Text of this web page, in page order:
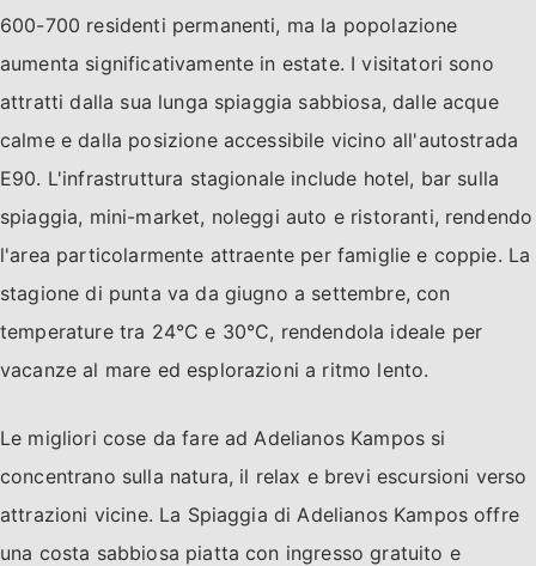
600-700 residenti permanenti, ma la popolazione
aumenta significativamente in estate. I visitatori sono
attratti dalla sua lunga spiaggia sabbiosa, dalle acque
calme e dalla posizione accessibile vicino all'autostrada
E90. L'infrastruttura stagionale include hotel, bar sulla
spiaggia, mini-market, noleggi auto e ristoranti, rendendo
l'area particolarmente attraente per famiglie e coppie. La
stagione di punta va da giugno a settembre, con
temperature tra 24°C e 30°C, rendendola ideale per
vacanze al mare ed esplorazioni a ritmo lento.
Le migliori cose da fare ad Adelianos Kampos si
concentrano sulla natura, il relax e brevi escursioni verso
attrazioni vicine. La Spiaggia di Adelianos Kampos offre
una costa sabbiosa piatta con ingresso gratuito e